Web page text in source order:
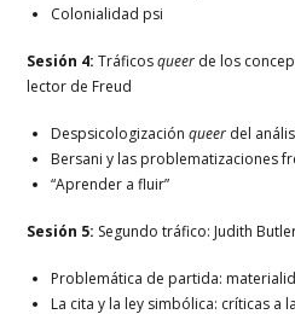
Colonialidad psi
Sesión 4: Tráficosqueer de los
lector de Freud
Despsicologizaciónqueer del
Bersani y las problematizaciones
“Aprender a fluir”
Sesión 5: Segundo tráfico: Judith
Problemática de partida:
La cita y la ley simbólica: críticas a